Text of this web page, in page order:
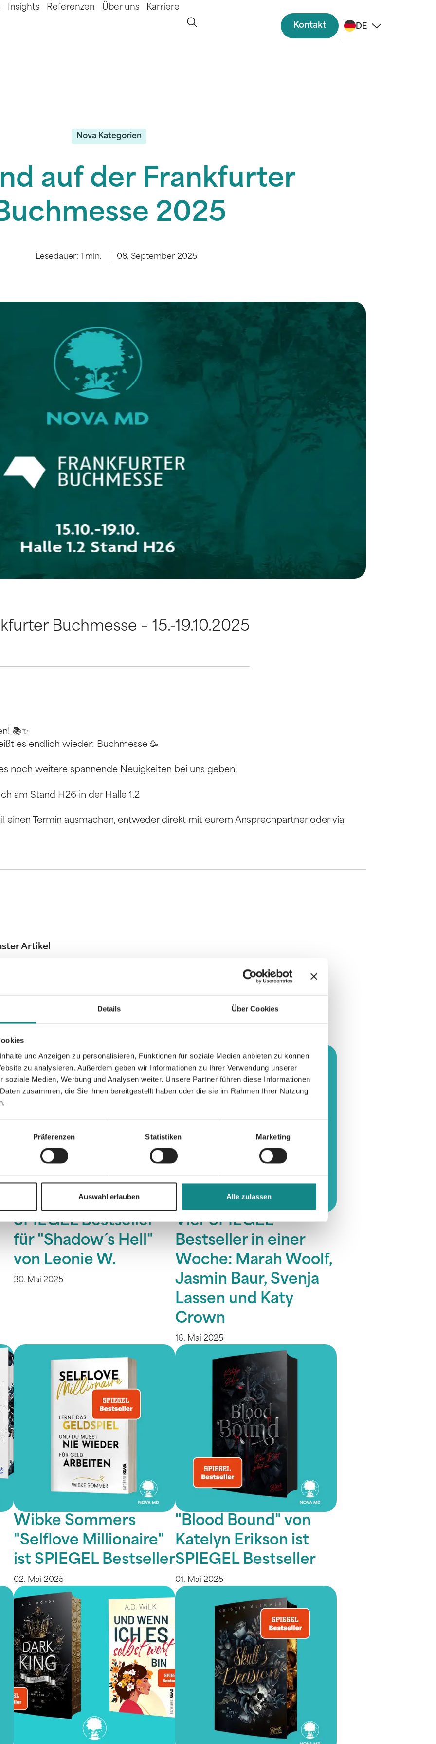
Details Über Cookies
und Anzeigen zu personalisieren, Funktionen für soziale Medien anbieten zu können
zu analysieren. Außerdem geben wir Informationen zu Ihrer Verwendung unserer
soziale Medien, Werbung und Analysen weiter. Unsere Partner führen diese Informationen
zusammen, die Sie ihnen bereitgestellt haben oder die sie im Rahmen Ihrer Nutzung
Präferenzen Statistiken Marketing
Auswahl erlauben Alle zulassen
Insights Referenzen Über uns Karriere
Kontakt DE
Nova Kategorien
auf der Frankfurter
2025
Lesedauer: 1 min. 08. September 2025
Buchmesse – 15.-19.10.2025
📚✨
es endlich wieder: Buchmesse 🥳
noch weitere spannende Neuigkeiten bei uns geben!
am Stand H26 in der Halle 1.2
einen Termin ausmachen, entweder direkt mit eurem Ansprechpartner oder via
Artikel
SPIEGEL Bestseller
für "Shadow´s Hell"
von Leonie W.
30. Mai 2025
Vier SPIEGEL
Bestseller in einer
Woche: Marah Woolf,
Jasmin Baur, Svenja
Lassen und Katy
Crown
16. Mai 2025
Wibke Sommers
"Selflove Millionaire"
ist SPIEGEL Bestseller
02. Mai 2025
"Blood Bound" von
Katelyn Erikson ist
SPIEGEL Bestseller
01. Mai 2025